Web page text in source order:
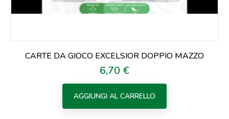
CARTE DA GIOCO EXCELSIOR DOPPIO MAZZO
Prezzo
6,70 €
AGGIUNGI AL CARRELLO